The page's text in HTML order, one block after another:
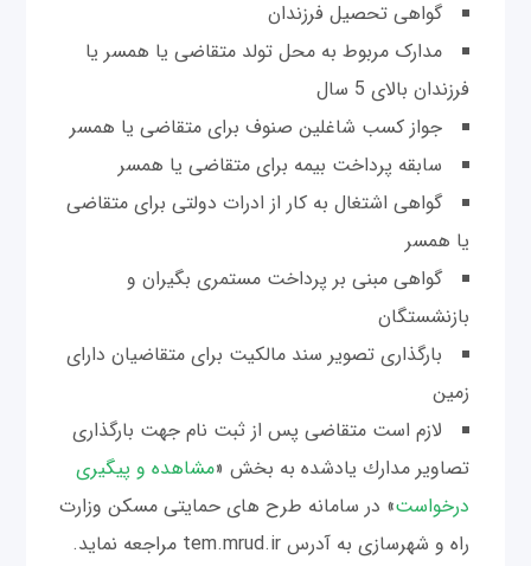
گواهی تحصیل فرزندان
مدارک مربوط به محل تولد متقاضی یا همسر یا
فرزندان بالای 5 سال
جواز کسب شاغلین صنوف برای متقاضی یا همسر
سابقه پرداخت بیمه برای متقاضی یا همسر
گواهی اشتغال به کار از ادرات دولتی برای متقاضی
یا همسر
گواهی مبنی بر پرداخت مستمری بگیران و
بازنشستگان
بارگذاری تصویر سند مالکیت برای متقاضیان دارای
زمین
لازم است متقاضی پس از ثبت نام جهت بارگذاری
تصاوير مدارك يادشده به بخش «مشاهده و پيگيری
درخواست» در سامانه طرح های حمایتی مسکن وزارت
راه و شهرسازی به آدرس tem.mrud.ir مراجعه نماید.